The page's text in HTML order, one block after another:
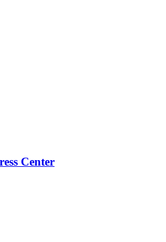
Center